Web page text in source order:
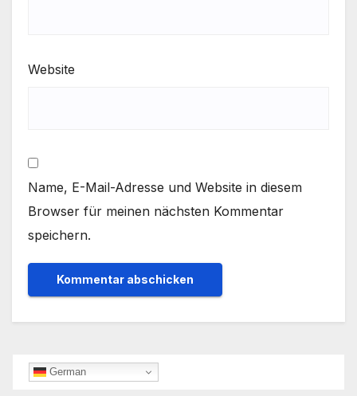
Website
Name, E-Mail-Adresse und Website in diesem
Browser für meinen nächsten Kommentar
speichern.
German